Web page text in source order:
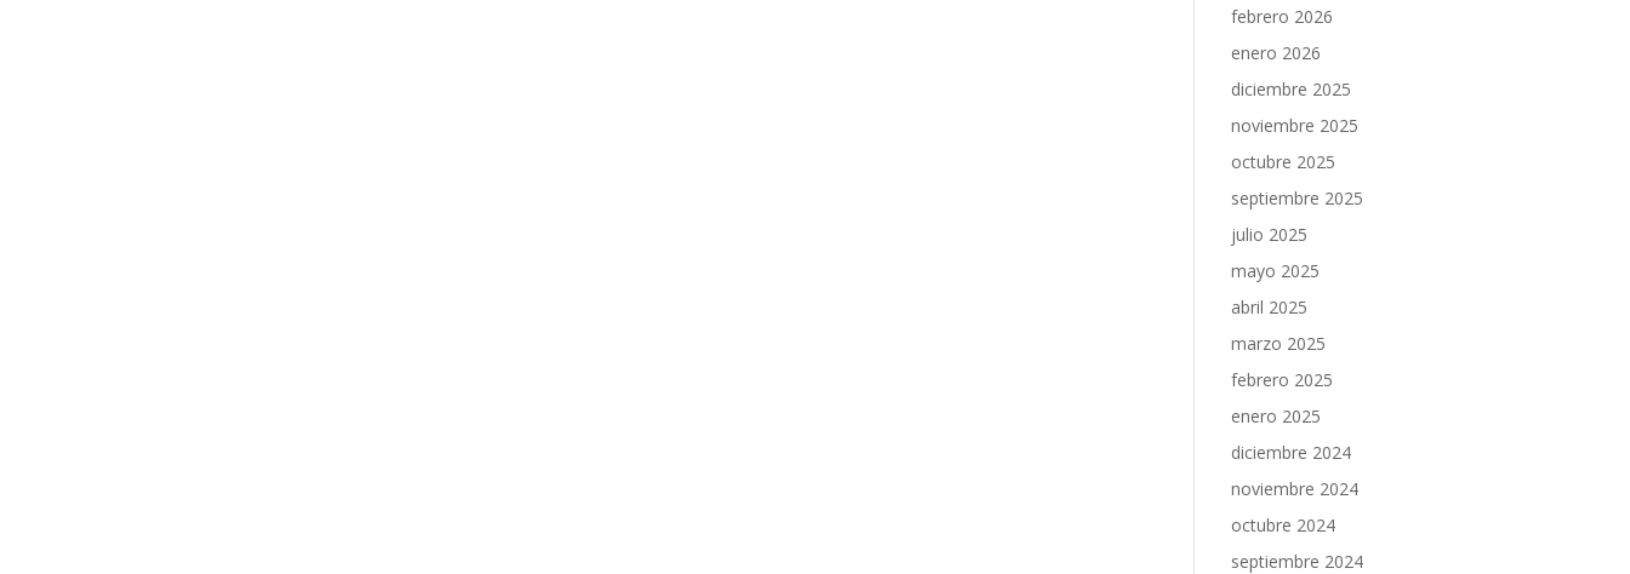
febrero 2026
enero 2026
diciembre 2025
noviembre 2025
octubre 2025
septiembre 2025
julio 2025
mayo 2025
abril 2025
marzo 2025
febrero 2025
enero 2025
diciembre 2024
noviembre 2024
octubre 2024
septiembre 2024